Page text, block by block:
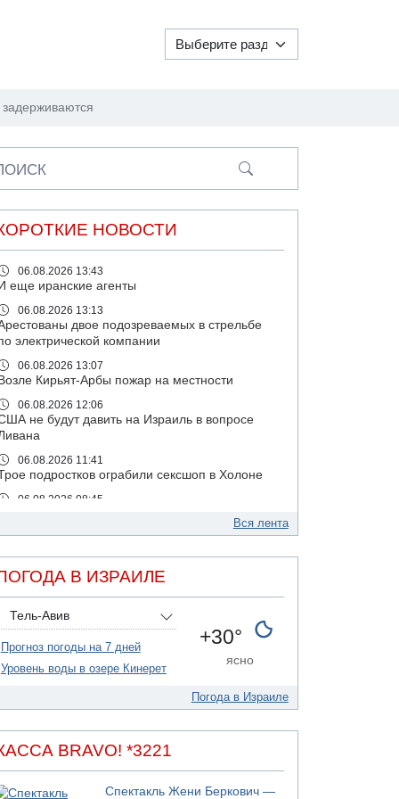
НОВОСТИ
06.08.2026 13:43
И еще иранские агенты
06.08.2026 13:13
двое подозреваемых в стрельбе
электрической компании
06.08.2026 13:07
Возле Кирьят-Арбы пожар на местности
06.08.2026 12:06
не будут давить на Израиль в вопросе
06.08.2026 11:41
подростков ограбили сексшоп в Холоне
06.08.2026 08:45
06.08.2026 08:11
атака на российский НПЗ
05.08.2026 18:30
противоракетной обороны "Хец"
05.08.2026 18:28
МАДА призывает израильтян срочно сдавать
кровь
Бывший посол Израиля в ООН Гилад Эрдан
партии
05.08.2026 13:49
севере Израиля на берег выбросило тело
Вся лента
В ИЗРАИЛЕ
Тель-Авив
Прогноз погоды на 7 дней
Уровень воды в озере Кинерет
+30°
ясно
Погода в Израиле
BRAVO! *3221
Спектакль Жени Беркович —